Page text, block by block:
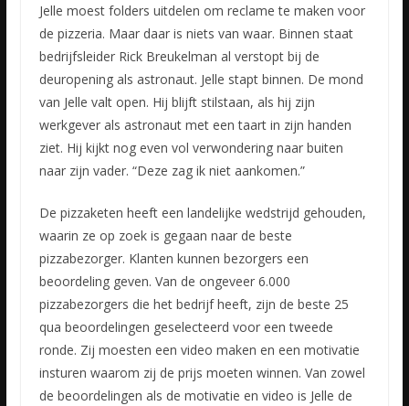
Jelle moest folders uitdelen om reclame te maken voor
de pizzeria. Maar daar is niets van waar. Binnen staat
bedrijfsleider Rick Breukelman al verstopt bij de
deuropening als astronaut. Jelle stapt binnen. De mond
van Jelle valt open. Hij blijft stilstaan, als hij zijn
werkgever als astronaut met een taart in zijn handen
ziet. Hij kijkt nog even vol verwondering naar buiten
naar zijn vader. “Deze zag ik niet aankomen.”
De pizzaketen heeft een landelijke wedstrijd gehouden,
waarin ze op zoek is gegaan naar de beste
pizzabezorger. Klanten kunnen bezorgers een
beoordeling geven. Van de ongeveer 6.000
pizzabezorgers die het bedrijf heeft, zijn de beste 25
qua beoordelingen geselecteerd voor een tweede
ronde. Zij moesten een video maken en een motivatie
insturen waarom zij de prijs moeten winnen. Van zowel
de beoordelingen als de motivatie en video is Jelle de